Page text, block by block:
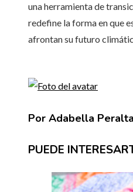
una herramienta de
redefine la forma en que
afrontan su futuro
Por Adabella Peralta
PUEDE